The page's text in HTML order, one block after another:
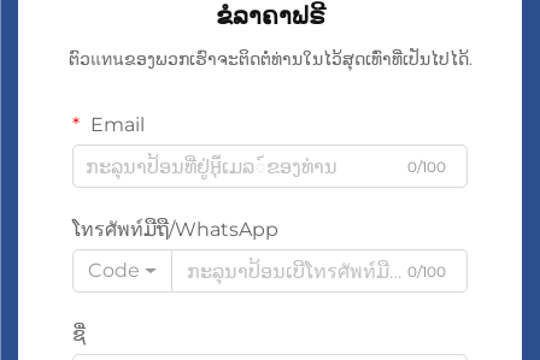
ຂໍລາຄາຟຣີ
ຕົວแทนຂອງພວກເຮົາຈະຕິດຕໍ່ທ່ານໃນໄວ້ສຸດເທົ່າທີ່ເປັນໄປໄດ້.
Email
0/100
ໂทรศัพท์ມືຖື/WhatsApp
Code
0/100
ຊື່